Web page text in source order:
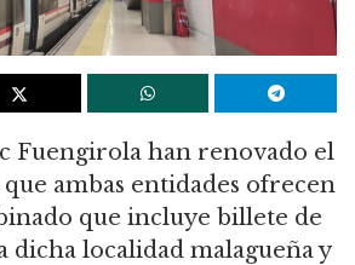
Fuengirola han renovado el
ambas entidades ofrecen
que incluye billete de
dicha localidad malagueña y